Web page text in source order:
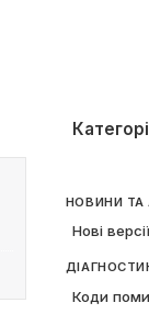
НОВИНИ ТА
Нові
Коди